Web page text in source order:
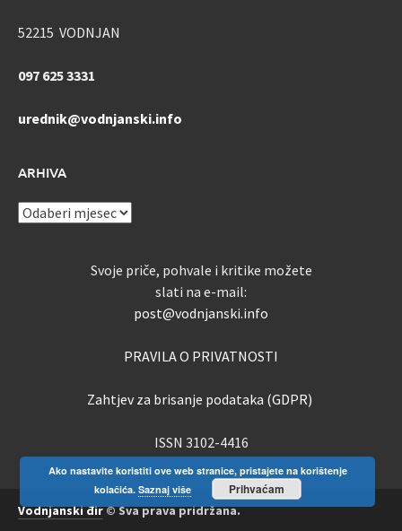
52215 VODNJAN
097 625 3331
urednik@vodnjanski.info
ARHIVA
ARHIVA
Svoje priče, pohvale i kritike možete
slati na e-mail:
post@vodnjanski.info
PRAVILA O PRIVATNOSTI
Zahtjev za brisanje podataka (GDPR)
ISSN 3102-4416
Vodnjanski đir© Sva prava pridržana.
Ako nastavite koristiti ove web stranice, pristajete na korištenje
kolačića. Saznaj više Prihvaćam